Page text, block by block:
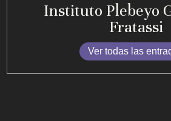
Instituto Plebeyo
Fratassi
Ver todas las